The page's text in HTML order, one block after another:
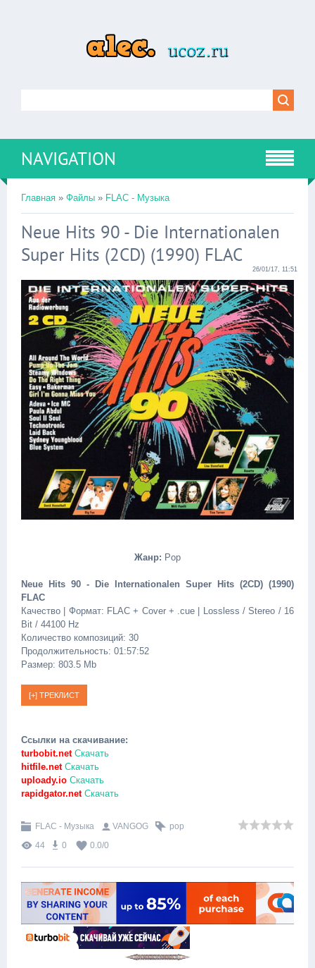
NAVIGATION
Главная » Файлы » FLAC - Музыка
Neue Hits 90 - Die Internationalen
Super Hits (2CD) (1990) FLAC
26/01/17, 11:51
Жанр: Pop
Neue Hits 90 - Die Internationalen Super Hits (2CD) (1990)
FLAC
Качество | Формат: FLAC + Cover + .cue | Lossless / Stereo / 16
Bit / 44100 Hz
Количество композиций: 30
Продолжительность: 01:57:52
Размер: 803.5 Mb
Ссылки на скачивание:
turbobit.netСкачать
hitfile.netСкачать
uploady.io Скачать
rapidgator.netСкачать
FLAC - Музыка VANGOG
pop
44
0 0.0/0